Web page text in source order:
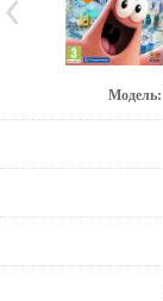
Модель: